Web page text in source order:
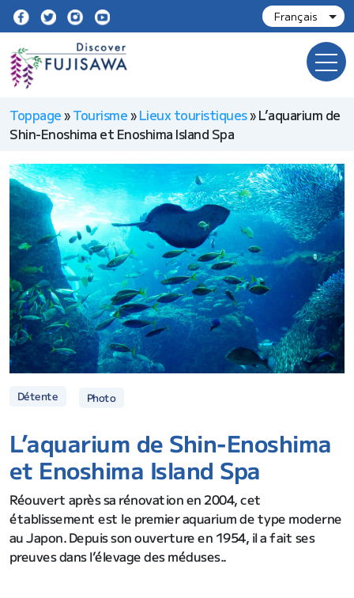
Toppage»Tourisme» Lieux touristiques»L’aquarium de
Shin-Enoshima et Enoshima Island Spa
Détente Photo
L’aquarium de Shin-Enoshima
et Enoshima Island Spa
Réouvert après sa rénovation en 2004, cet
établissement est le premier aquarium de type moderne
au Japon. Depuis son ouverture en 1954, il a fait ses
preuves dans l’élevage des méduses..